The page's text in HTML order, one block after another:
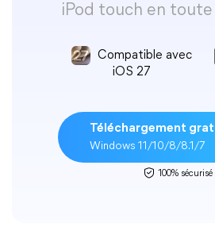
iPod touch en
Compatible avec
iOS 27
Téléchargement
Windows 11/10/8/8.1/7
100% sécurisé